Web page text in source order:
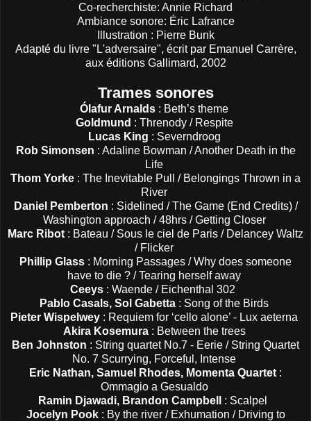
Co-recherchiste: Annie Richard
Ambiance sonore: Éric Lafrance
Illustration : Pierre Bunk
Adapté du livre "L'adversaire", écrit par Emanuel Carrère,
aux éditions Gallimard, 2002
Trames sonores
Ólafur Arnalds : Beth’s theme
Goldmund : Threnody / Respite
Lucas King : Severndroog
Rob Simonsen : Adaline Bowman / Another Death in the
Life
Thom Yorke : The Inevitable Pull / Belongings Thrown in a
River
Daniel Pemberton : Sidelined / The Game (End Credits) /
Washington approach / 48hrs / Getting Closer
Marc Ribot : Bateau / Sous le ciel de Paris / Delancey Waltz
/ Flicker
Phillip Glass : Morning Passages / Why does someone
have to die ? / Tearing herself away
Ceeys : Waende / Eichenthal 302
Pablo Casals, Sol Gabetta : Song of the Birds
Pieter Wispelwey : Requiem for ‘cello alone’ - Lux aeterna
Akira Kosemura: Between the trees
Ben Johnston : String quartet No.7 - Eerie / String Quartet
No. 7 Scurrying, Forceful, Intense
Eric Nathan, Samuel Rhodes, Momenta Quartet :
Ommagio a Gesualdo
Ramin Djawadi, Brandon Campbell
: Scalpel
Jocelyn Pook: By the river / Exhumation / Driving to